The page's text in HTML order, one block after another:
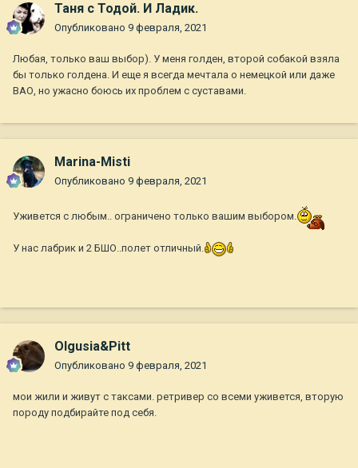
Таня с Тодой. И Ладик.
Опубликовано 9 февраля, 2021
Любая, только ваш выбор). У меня голден, второй собакой взяла
бы только голдена. И еще я всегда мечтала о немецкой или даже
ВАО, но ужасно боюсь их проблем с суставами.
Marina-Misti
Опубликовано 9 февраля, 2021
Уживется с любым.. ограничено только вашим выбором.
У нас лабрик и 2 БШО..полет отличный.
Olgusia&Pitt
Опубликовано 9 февраля, 2021
мои жили и живут с таксами. ретривер со всеми уживется, вторую
породу подбирайте под себя.